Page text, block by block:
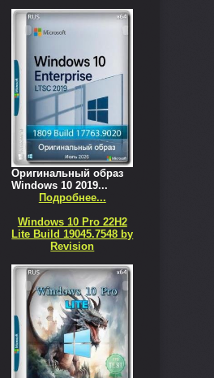
Оригинальный образ
Windows 10 2019...
Подробнее...
Windows 10 Pro 22H2
Lite Build 19045.7548 by
Revision